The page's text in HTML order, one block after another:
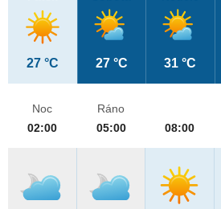
27 °C 27 °C 31 °C
Noc
02:00
Ráno
05:00
08:00